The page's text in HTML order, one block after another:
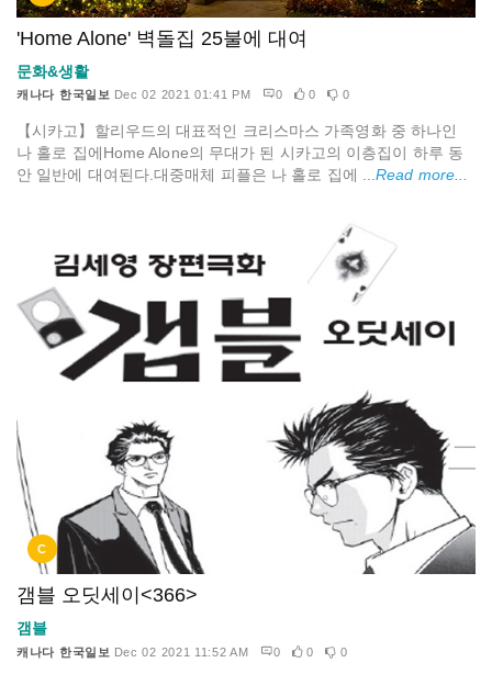
'Home Alone' 벽돌집 25불에 대여
문화&생활
캐나다 한국일보 Dec 02 2021 01:41 PM 0 0 0
【시카고】할리우드의 대표적인 크리스마스 가족영화 중 하나인
나 홀로 집에Home Alone의 무대가 된 시카고의 이층집이 하루 동
안 일반에 대여된다.대중매체 피플은 나 홀로 집에 ...Read more...
C
갬블 오딧세이<366>
갬블
캐나다 한국일보 Dec 02 2021 11:52 AM 0 0 0